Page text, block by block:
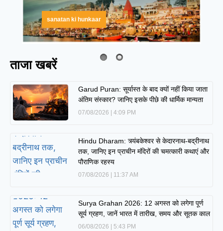
sanatan ki hunkaar
ताजा खबरें
Garud Puran: सूर्यास्त के बाद क्यों नहीं किया जाता
अंतिम संस्कार? जानिए इसके पीछे की धार्मिक मान्यता
07/08/2026 4:09 PM
Hindu Dharam: त्र्यंबकेश्वर से केदारनाथ-बद्रीनाथ
तक, जानिए इन प्राचीन मंदिरों की चमत्कारी कथाएं और
पौराणिक रहस्य
07/08/2026 11:37 AM
Surya Grahan 2026: 12 अगस्त को लगेगा पूर्ण
सूर्य ग्रहण, जानें भारत में तारीख, समय और सूतक काल
06/08/2026 5:43 PM